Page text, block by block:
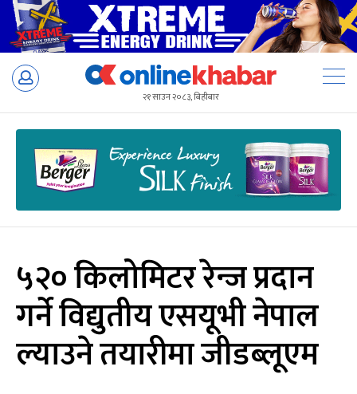
Skip
२१ साउन २०८३, बिहीबार
५२० किलोमिटर रेन्ज प्रदान
गर्ने विद्युतीय एसयूभी नेपाल
ल्याउने तयारीमा जीडब्लूएम